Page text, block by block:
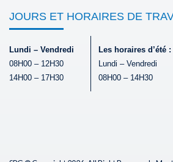
JOURS ET HORAIRES DE
Lundi – Vendredi
08H00 – 12H30
14H00 – 17H30
Les horaires d’été :
Lundi – Vendredi
08H00 – 14H30